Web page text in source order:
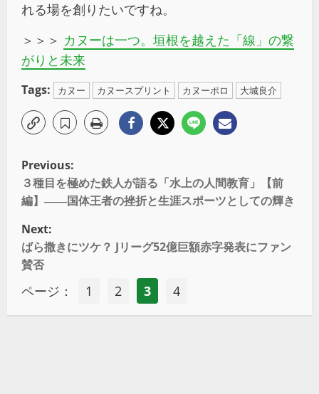
れる場を創りたいですね。
＞＞＞ カヌーは一つ。垣根を越えた「線」の繋
がりと未来
Tags: カヌー カヌースプリント カヌーポロ 大城良介
Previous:
３種目を極めた鉄人が語る「水上の人間教育」【前
編】――国体王者の挫折と生涯スポーツとしての輝き
Next:
ばら撒きにツケ？ Jリーグ52億巨額赤字発表にファン
賛否
ページ： 1 2 3 4